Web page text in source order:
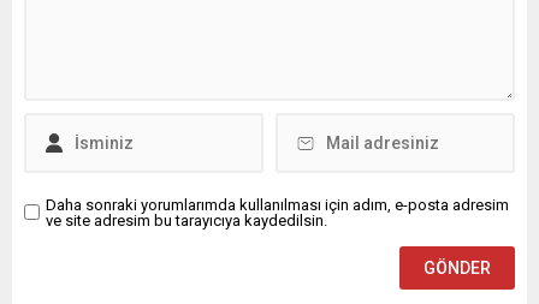
Daha sonraki yorumlarımda kullanılması için adım, e-posta adresim
ve site adresim bu tarayıcıya kaydedilsin.